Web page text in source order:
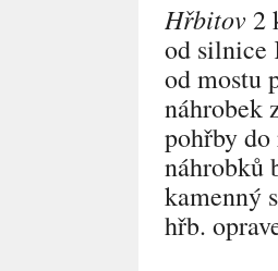
Hřbitov2
od silnice
od mostu
náhrobek
pohřby
náhrobků
kamenný
hřb.